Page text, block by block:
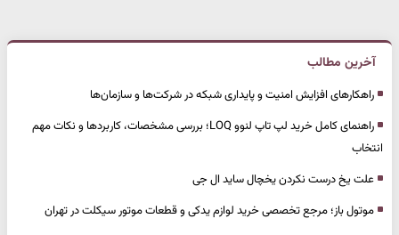
آخرین مطالب
راهکارهای افزایش امنیت و پایداری شبکه در شرکت‌ها و سازمان‌ها
راهنمای کامل خرید لپ تاپ لنوو LOQ؛ بررسی مشخصات، کاربردها و نکات مهم
انتخاب
علت یخ درست نکردن یخچال ساید ال جی
موتول باز؛ مرجع تخصصی خرید لوازم یدکی و قطعات موتور سیکلت در تهران